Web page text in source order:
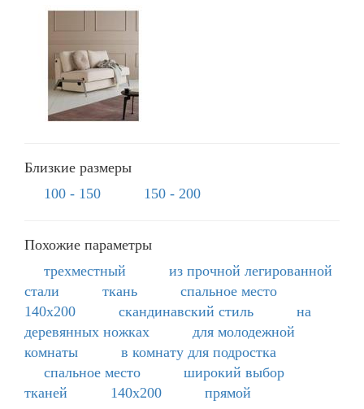
Близкие размеры
100 - 150
150 - 200
Похожие параметры
трехместный
из прочной легированной
стали
ткань
спальное место
140х200
скандинавский стиль
на
деревянных ножках
для молодежной
комнаты
в комнату для подростка
спальное место
широкий выбор
тканей
140х200 прямой